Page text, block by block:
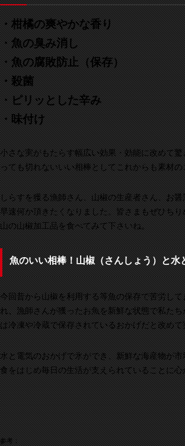
・柑橘の爽やかな香り
・魚の臭み消し
・魚の腐敗防止（保存）
・殺菌
・ピリッとした辛み
・味付け
小さな実がもたらす幅広い効果・効能に改めて
っても切れないいい相棒としてこれからも素材
しらすを獲る漁師さん、山椒の生産者さん、お
早速何か頂きたくなりました。皆さまもぜひち
山の山椒加工品を食べてみて下さいね。
魚のいい相棒！山椒（さんしょう）と水
今回昔から山椒を利用する等魚の保存で苦労し
れ、漁師さんが獲ったお魚を新鮮な状態で私た
は冷凍や冷蔵で保存されているおかげだと改め
水と電気のおかげで氷ができ、新鮮な海産物が
食をはじめ毎日の生活が支えられていることに
参考：